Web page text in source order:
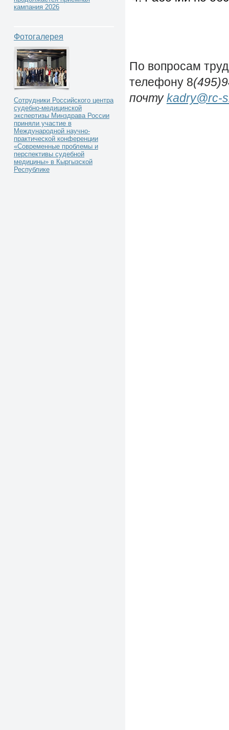
кампания 2026
Фотогалерея
Сотрудники Российского центра
судебно-медицинской
экспертизы Минздрава России
приняли участие в
Международной научно-
практической конференции
«Современные проблемы и
перспективы судебной
медицины» в Кыргызской
Республике
По вопросам
телефону 8
почтуkadry@rc-